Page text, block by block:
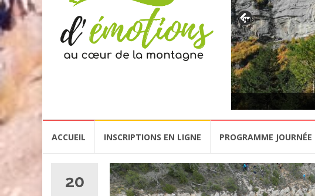
Previous
ACCUEIL INSCRIPTIONS EN LIGNE PROGRAMME JOURNÉE
20